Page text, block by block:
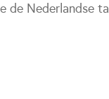
de Nederlandse